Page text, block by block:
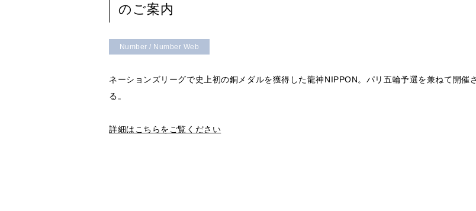
のご案内
Number / Number Web
ネーションズリーグで史上初の銅メダルを獲得した龍神NIPPON。パリ五輪予選を兼ねて開催
る。
詳細はこちらをご覧ください